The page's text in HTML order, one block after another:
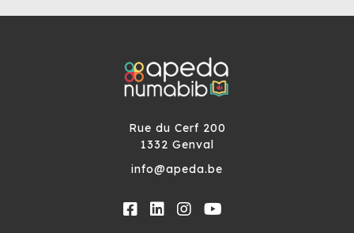
Rue du Cerf 200
1332 Genval
info@apeda.be